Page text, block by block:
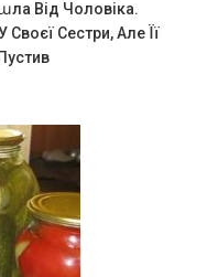
Від Чоловіка.
Сестри, Але Її